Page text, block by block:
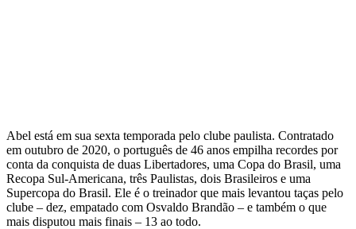
Abel está em sua sexta temporada pelo clube paulista. Contratado
em outubro de 2020, o português de 46 anos empilha recordes por
conta da conquista de duas Libertadores, uma Copa do Brasil, uma
Recopa Sul-Americana, três Paulistas, dois Brasileiros e uma
Supercopa do Brasil. Ele é o treinador que mais levantou taças pelo
clube – dez, empatado com Osvaldo Brandão – e também o que
mais disputou mais finais – 13 ao todo.